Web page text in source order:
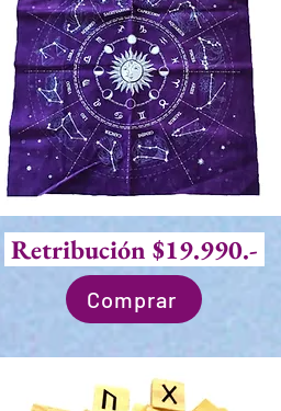
Retribución $19.990.-
Comprar